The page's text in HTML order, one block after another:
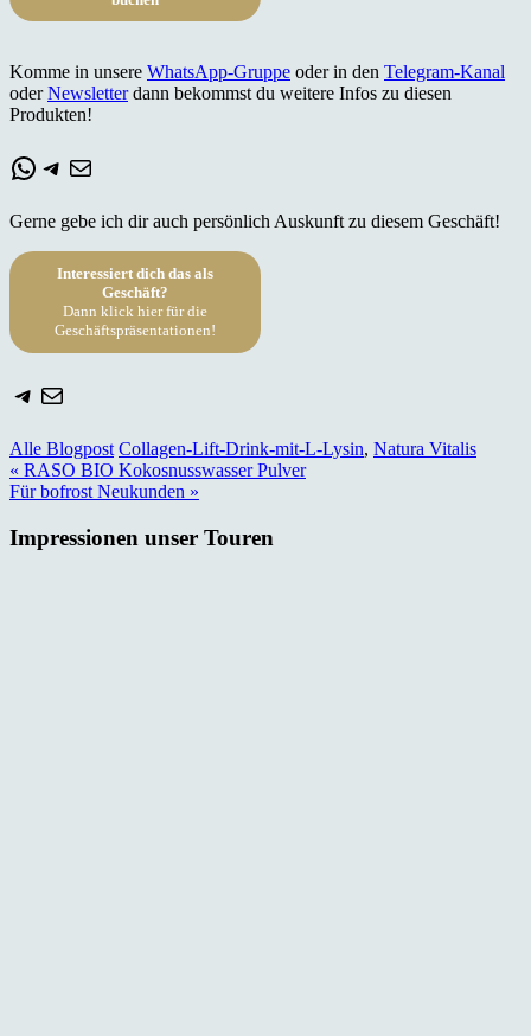
Komme in unsere WhatsApp-Gruppe oder in den Telegram-Kanal
oderNewsletterdann bekommst du weitere Infos zu diesen
Produkten!
WhatsApp
Telegram
E-Mail
Gerne gebe ich dir auch persönlich Auskunft zu diesem Geschäft!
Interessiert dich das als
Geschäft?
Dann klick hier für die
Geschäftspräsentationen!
Telegram
E-Mail
Alle Blogpost Collagen-Lift-Drink-mit-L-Lysin, Natura Vitalis
Beitragsnavigation
« RASO BIO Kokosnusswasser Pulver
Für bofrost Neukunden »
Impressionen unser Touren